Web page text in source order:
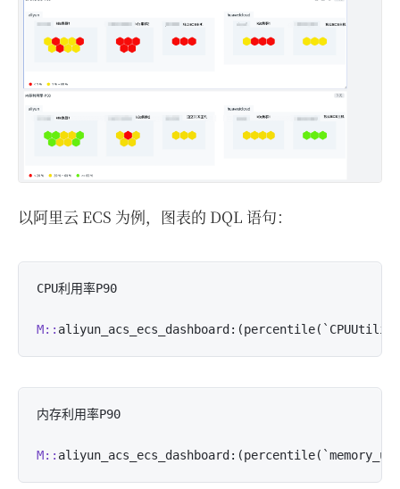
以阿里云 ECS 为例，图表的 DQL 语句：
CPU利用率P90
M::
内存利用率P90
M::